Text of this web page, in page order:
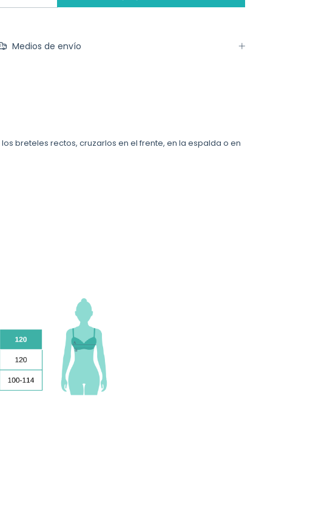
Medios de envío
breteles rectos, cruzarlos en el frente, en la espalda o en